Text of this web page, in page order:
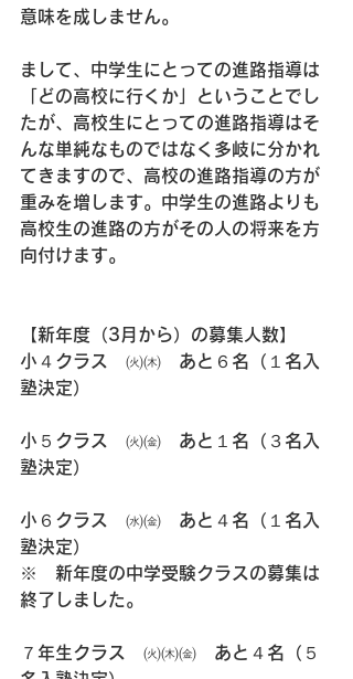
意味を成しません。
まして、中学生にとっての進路指導は
「どの高校に行くか」ということでし
たが、高校生にとっての進路指導はそ
んな単純なものではなく多岐に分かれ
てきますので、高校の進路指導の方が
重みを増します。中学生の進路よりも
高校生の進路の方がその人の将来を方
向付けます。
【新年度（3月から）の募集人数】
小４クラス　㈫㈭　あと６名（１名入
塾決定）
小５クラス　㈫㈮　あと１名（３名入
塾決定）
小６クラス　㈬㈮　あと４名（１名入
塾決定）
※　新年度の中学受験クラスの募集は
終了しました。
７年生クラス　㈫㈭㈮　あと４名（５